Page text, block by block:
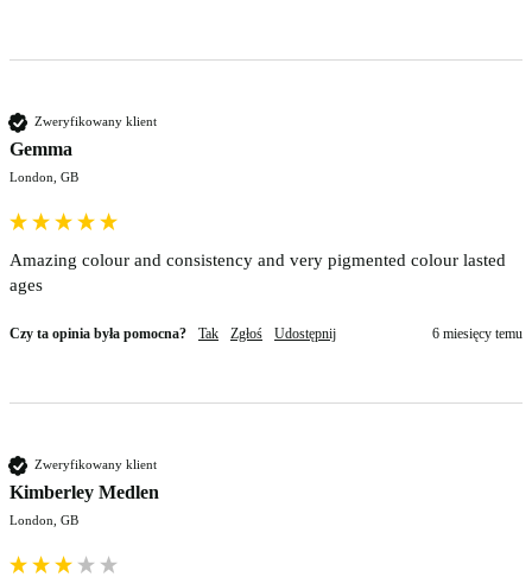
Zweryfikowany klient
Gemma
London, GB
Amazing colour and consistency and very pigmented colour lasted
ages
Czy ta opinia była pomocna? Tak Zgłoś Udostępnij 6 miesięcy temu
Zweryfikowany klient
Kimberley Medlen
London, GB